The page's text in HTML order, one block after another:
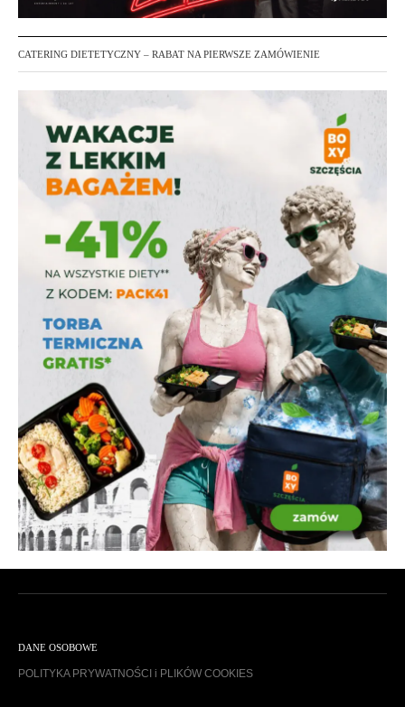
CATERING DIETETYCZNY – RABAT NA PIERWSZE ZAMÓWIENIE
DANE OSOBOWE
POLITYKA PRYWATNOŚCI i PLIKÓW COOKIES